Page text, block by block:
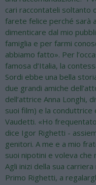
cari raccontateli soltanto
farete felice perché sarà
dimenticare dal mio
famiglia e per farmi
abbiamo fatto». Per
famosa d’Italia, la
Sordi ebbe una bella
due grandi amiche
dell’attrice Anna Longhi,
suoi film) e la conduttrice
Vaudetti. «Ho
dice Igor Righetti -
genitori. A me e a mio
suoi nipotini e voleva che
Agli inizi della sua
Primo Righetti, a